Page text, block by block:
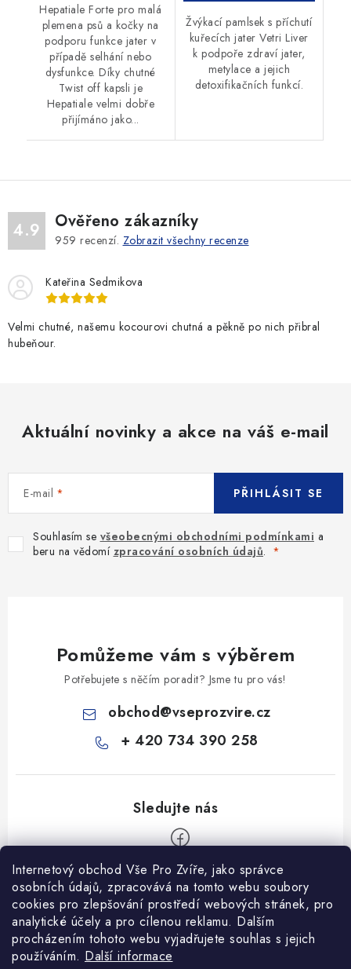
Internetový obchod Vše Pro Zvíře, jako správce
osobních údajů, zpracovává na tomto webu soubory
cookies pro zlepšování prostředí webových stránek, pro
analytické účely a pro cílenou reklamu. Dalším
procházením tohoto webu vyjadřujete souhlas s jejich
používáním. Další informace
Hepatiale Forte pro malá
plemena psů a kočky na
podporu funkce jater v
případě selhání nebo
dysfunkce. Díky chutné
Twist off kapsli je
Hepatiale velmi dobře
přijímáno jako...
Žvýkací pamlsek s příchutí
kuřecích jater Vetri Liver
k podpoře zdraví jater,
metylace a jejich
detoxifikačních funkcí.
4.9 Ověřeno zákazníky
959 recenzí. Zobrazit všechny recenze
Kateřina Sedmikova
Velmi chutné, našemu kocourovi chutná a pěkně po nich přibral
hubeňour.
Aktuální novinky a akce na váš e-mail
E-mail
Souhlasím se všeobecnými obchodními podmínkami a
beru na vědomí zpracování osobních údajů.
PŘIHLÁSIT SE
Pomůžeme vám s výběrem
Potřebujete s něčím poradit? Jsme tu pro vás!
obchod@vseprozvire.cz
+ 420 734 390 258
Informace pro Vás
Ceník dopravy